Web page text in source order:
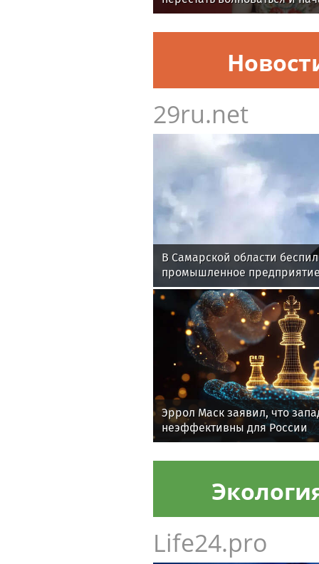
спокойно
29ru.net
В Самарской области
промышленное
Эррол Маск заявил, что
неэффективны для России
Life24.pro